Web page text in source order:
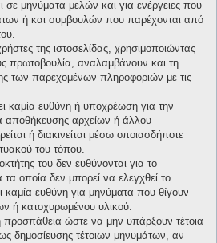
σε μηνύματα μελών και για ενέργειες που
ή και συμβουλών που παρέχονται από
της ιστοσελίδας, χρησιμοποιώντας
πρωτοβουλία, αναλαμβάνουν και τη
των παρεχομένων πληροφοριών με τις
καμία ευθύνη ή υποχρέωση για την
αποθήκευσης αρχείων ή άλλου
ή διακινείται μέσω οποιασδήποτε
του τόπου.
του δεν ευθύνονται για το
οποία δεν μπορεί να ελεγχθεί το
καμία ευθύνη για μηνύματα που θίγουν
ή κατοχυρωμένου υλικού.
ώστε να μην υπάρξουν τέτοια
δημοσίευσης τέτοιων μηνυμάτων, αν